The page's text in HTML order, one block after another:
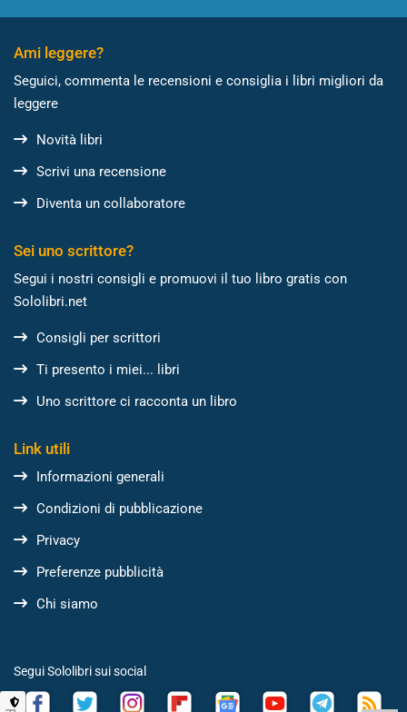
Ami leggere?
Seguici, commenta le recensioni e consiglia i libri migliori da
leggere
Novità libri
Scrivi una recensione
Diventa un collaboratore
Sei uno scrittore?
Segui i nostri consigli e promuovi il tuo libro gratis con
Sololibri.net
Consigli per scrittori
Ti presento i miei... libri
Uno scrittore ci racconta un libro
Link utili
Informazioni generali
Condizioni di pubblicazione
Privacy
Preferenze pubblicità
Chi siamo
Segui Sololibri sui social